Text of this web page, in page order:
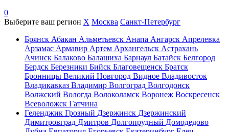
0
Выберите ваш регион X Москва Санкт-Петербург
Брянск Абакан Альметьевск Анапа Ангарск Апрелевка
Арзамас Армавир Артем Архангельск Астрахань
Ачинск Балаково Балашиха Барнаул Батайск Белгород
Бердск Березники Бийск Благовещенск Братск
Бронницы Великий Новгород Видное Владивосток
Владикавказ Владимир Волгоград Волгодонск
Волжский Вологда Волоколамск Воронеж Воскресенск
Всеволожск Гатчина
Геленджик Грозный Дзержинск Дзержинский
Димитровград Дмитров Долгопрудный Домодедово